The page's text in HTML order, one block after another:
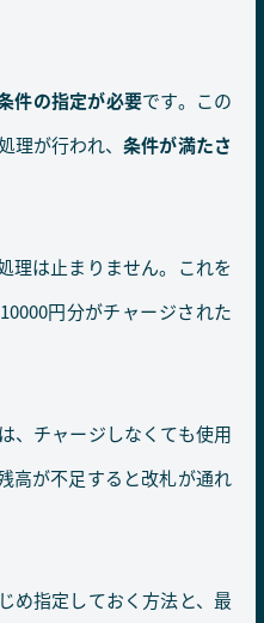
件の指定が必要です。この
理が行われ、条件が満たさ
理は止まりません。これを
円分がチャージされた
、チャージしなくても使用
高が不足すると改札が通れ
め指定しておく方法と、最